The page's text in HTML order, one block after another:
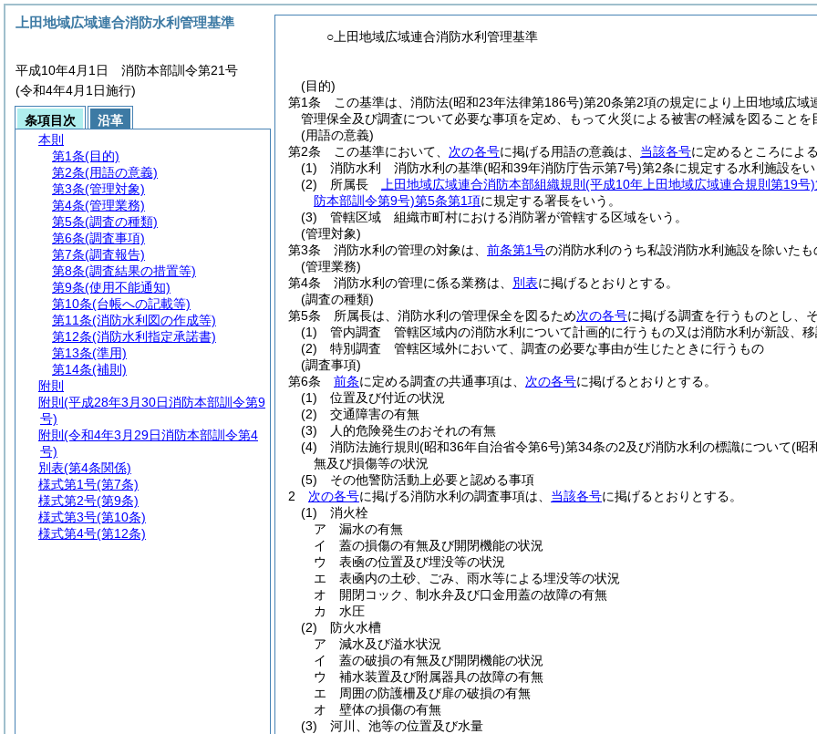
○上田地域広域連合消防水利管理基準
(目的)
第1条
この基準は、消防法(昭和23年法律第186号)第20条第2項の規定により上田地域広域
管理保全及び調査について必要な事項を定め、もって火災による被害の軽減を図ることを
(用語の意義)
第2条
この基準において、 次の各号に掲げる用語の意義は、 当該各号に定めるところによ
(1)
消防水利 消防水利の基準(昭和39年消防庁告示第7号)第2条に規定する水利施設を
(2)
所属長 上田地域広域連合消防本部組織規則 (平成10年上田地域広域連合規則第19号)
防本部訓令第9号)第5条第1項に規定する署長をいう。
(3)
管轄区域 組織市町村における消防署が管轄する区域をいう。
(管理対象)
第3条
消防水利の管理の対象は、 前条第1号の消防水利のうち私設消防水利施設を除いたも
(管理業務)
第4条
消防水利の管理に係る業務は、 別表に掲げるとおりとする。
(調査の種類)
第5条
所属長は、消防水利の管理保全を図るため次の各号に掲げる調査を行うものとし、
(1)
管内調査 管轄区域内の消防水利について計画的に行うもの又は消防水利が新設、
(2)
特別調査 管轄区域外において、調査の必要な事由が生じたときに行うもの
(調査事項)
第6条
前条に定める調査の共通事項は、 次の各号に掲げるとおりとする。
(1)
位置及び付近の状況
(2)
交通障害の有無
(3)
人的危険発生のおそれの有無
(4)
消防法施行規則 (昭和36年自治省令第6号)第34条の2及び消防水利の標識について(昭
無及び損傷等の状況
(5)
その他警防活動上必要と認める事項
2
次の各号に掲げる消防水利の調査事項は、 当該各号に掲げるとおりとする。
(1)
消火栓
ア
漏水の有無
イ
蓋の損傷の有無及び開閉機能の状況
ウ
表凾の位置及び埋没等の状況
エ
表凾内の土砂、ごみ、雨水等による埋没等の状況
オ
開閉コック、制水弁及び口金用蓋の故障の有無
カ
水圧
(2)
防火水槽
ア
減水及び溢水状況
イ
蓋の破損の有無及び開閉機能の状況
ウ
補水装置及び附属器具の故障の有無
エ
周囲の防護柵及び扉の破損の有無
オ
壁体の損傷の有無
(3)
河川、池等の位置及び水量
上田地域広域連合消防水利管理基準
平成10年4月1日 消防本部訓令第21号
(令和4年4月1日施行)
条項目次
沿革
本則
第1条(目的)
第2条(用語の意義)
第3条(管理対象)
第4条(管理業務)
第5条(調査の種類)
第6条(調査事項)
第7条(調査報告)
第8条(調査結果の措置等)
第9条(使用不能通知)
第10条(台帳への記載等)
第11条(消防水利図の作成等)
第12条(消防水利指定承諾書)
第13条(準用)
第14条(補則)
附則
附則 (平成28年3月30日消防本部訓令第9
号)
附則 (令和4年3月29日消防本部訓令第4
号)
別表(第4条関係)
様式第1号(第7条)
様式第2号(第9条)
様式第3号(第10条)
様式第4号(第12条)